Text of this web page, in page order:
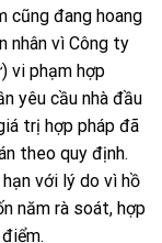
cũng đang hoang
nhân vì Công ty
vi phạm hợp
yêu cầu nhà đầu
trị hợp pháp đã
theo quy định.
với lý do vì hồ
năm rà soát, hợp